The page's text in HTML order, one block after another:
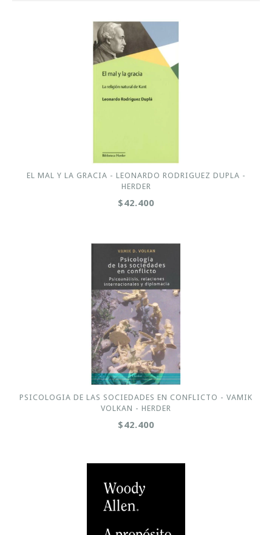
EL MAL Y LA GRACIA - LEONARDO RODRIGUEZ DUPLA -
HERDER
$42.400
PSICOLOGIA DE LAS SOCIEDADES EN CONFLICTO - VAMIK
VOLKAN - HERDER
$42.400